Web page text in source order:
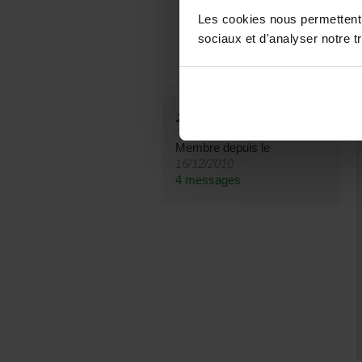
Les cookies nous
sociaux et d'analyser notre
Membre depuis le
4 messages